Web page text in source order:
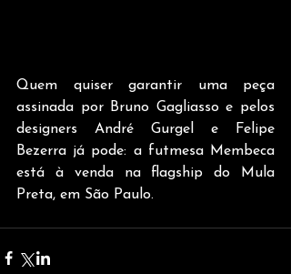
Quem quiser garantir uma peça
assinada por Bruno Gagliasso e pelos
designers André Gurgel e Felipe
Bezerra já pode: a futmesa Membeca
está à venda na flagship do Mula
Preta, em São Paulo.